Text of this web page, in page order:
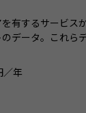
ができる
域の充実した研
有するサービス
データ。これら
値発揮する際に
トを成長させて
／年